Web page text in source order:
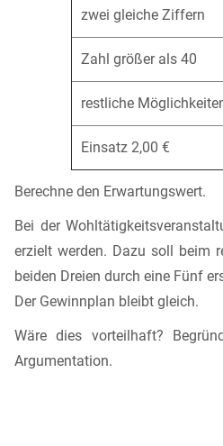
zwei gleiche Ziffern
Zahl größer als 40
restliche
Einsatz 2,00 €
Berechne den Erwartungswert.
Bei der
erzielt werden. Dazu soll beim
beiden Dreien durch eine Fünf
Der Gewinnplan bleibt gleich.
Wäre dies vorteilhaft?
Argumentation.